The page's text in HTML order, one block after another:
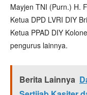
Mayjen TNI (Purn.) H.
Ketua DPD LVRI DIY
Ketua PPAD DIY
pengurus lainnya.
Berita Lainnya